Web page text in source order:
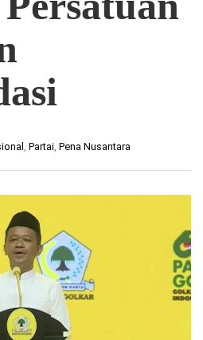
Partai Pena Nusantara